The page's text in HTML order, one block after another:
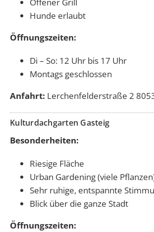
Offener Grill
Hunde erlaubt
Öffnungszeiten:
Di – So: 12 Uhr bis 17 Uhr
Montags geschlossen
Anfahrt: Lerchenfelderstraße 2
Kulturdachgarten Gasteig
Besonderheiten:
Riesige Fläche
Urban Gardening (viele
Sehr ruhige, entspannte
Blick über die ganze Stadt
Öffnungszeiten: